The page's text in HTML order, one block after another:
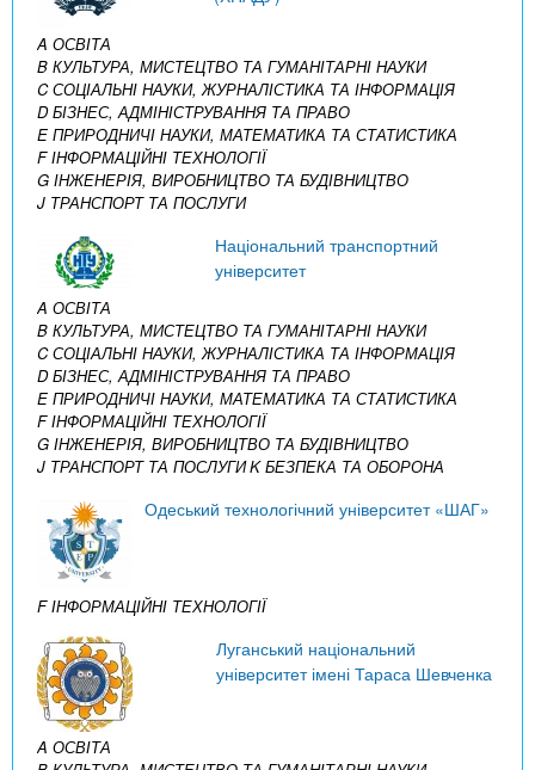
A ОСВІТА
B КУЛЬТУРА, МИСТЕЦТВО ТА ГУМАНІТАРНІ НАУКИ
C СОЦІАЛЬНІ НАУКИ, ЖУРНАЛІСТИКА ТА ІНФОРМАЦІЯ
D БІЗНЕС, АДМІНІСТРУВАННЯ ТА ПРАВО
E ПРИРОДНИЧІ НАУКИ, МАТЕМАТИКА ТА СТАТИСТИКА
F ІНФОРМАЦІЙНІ ТЕХНОЛОГІЇ
G ІНЖЕНЕРІЯ, ВИРОБНИЦТВО ТА БУДІВНИЦТВО
J ТРАНСПОРТ ТА ПОСЛУГИ
Національний транспортний
університет
A ОСВІТА
B КУЛЬТУРА, МИСТЕЦТВО ТА ГУМАНІТАРНІ НАУКИ
C СОЦІАЛЬНІ НАУКИ, ЖУРНАЛІСТИКА ТА ІНФОРМАЦІЯ
D БІЗНЕС, АДМІНІСТРУВАННЯ ТА ПРАВО
E ПРИРОДНИЧІ НАУКИ, МАТЕМАТИКА ТА СТАТИСТИКА
F ІНФОРМАЦІЙНІ ТЕХНОЛОГІЇ
G ІНЖЕНЕРІЯ, ВИРОБНИЦТВО ТА БУДІВНИЦТВО
J ТРАНСПОРТ ТА ПОСЛУГИK БЕЗПЕКА ТА ОБОРОНА
Одеський технологічний університет «ШАГ»
F ІНФОРМАЦІЙНІ ТЕХНОЛОГІЇ
Луганський національний
університет імені Тараса Шевченка
A ОСВІТА